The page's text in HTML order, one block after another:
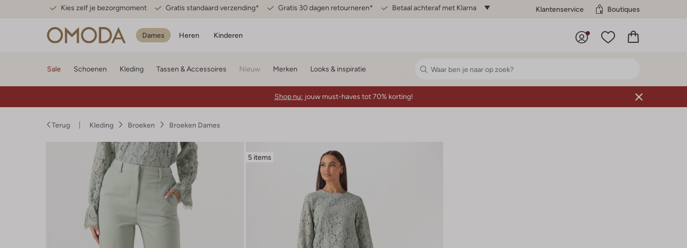
Kies zelf je bezorgmoment Gratis standaard verzending* Gratis 30 dagen retourneren* Betaal achteraf met Klarna Klantenservice Boutiques
Dames Heren Kinderen
Sale Schoenen Kleding Tassen & Accessoires Nieuw Merken Looks & inspiratie
Shop nu: jouw must-haves tot 70% korting!
Terug Kleding Broeken Broeken Dames
5 items